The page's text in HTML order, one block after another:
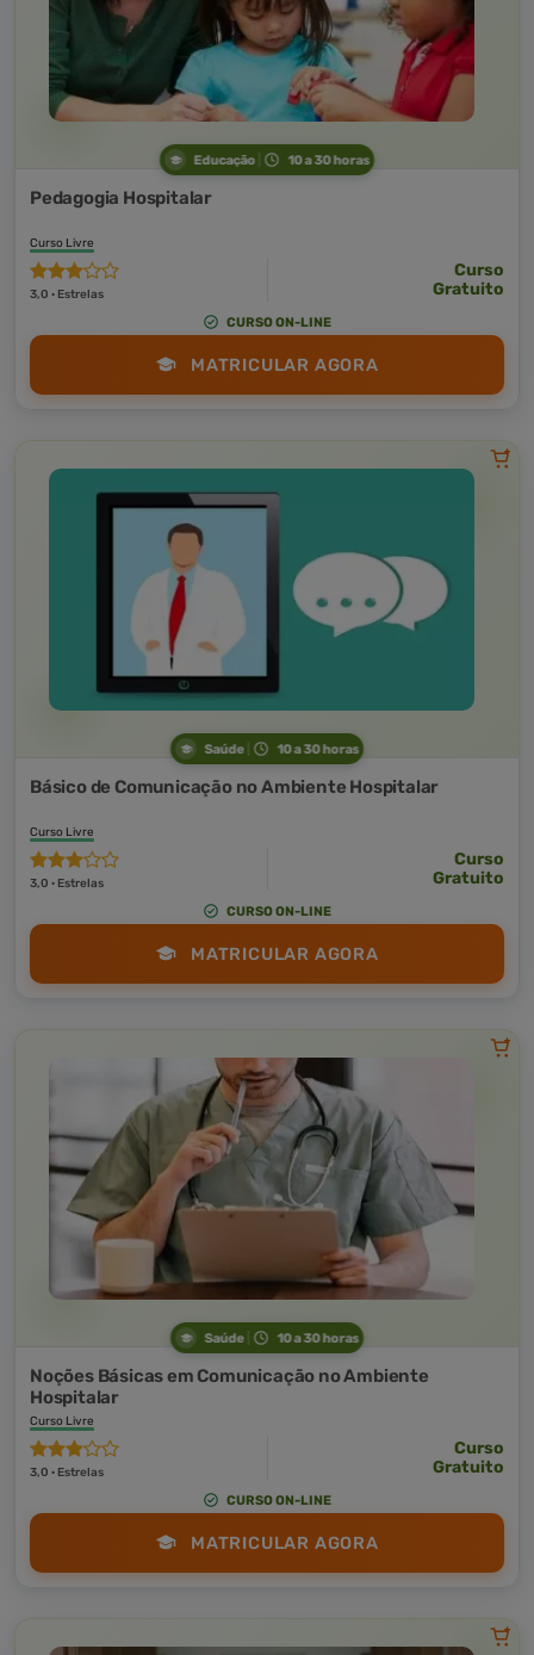
Educação 10 a 30 horas
Pedagogia Hospitalar
Curso Livre
3,0 · Estrelas
Curso
Gratuito
CURSO ON-LINE
MATRICULAR AGORA
Saúde 10 a 30 horas
Básico de Comunicação no Ambiente Hospitalar
Curso Livre
3,0 · Estrelas
Curso
Gratuito
CURSO ON-LINE
MATRICULAR AGORA
Saúde 10 a 30 horas
Noções Básicas em Comunicação no Ambiente
Hospitalar
Curso Livre
3,0 · Estrelas
Curso
Gratuito
CURSO ON-LINE
MATRICULAR AGORA